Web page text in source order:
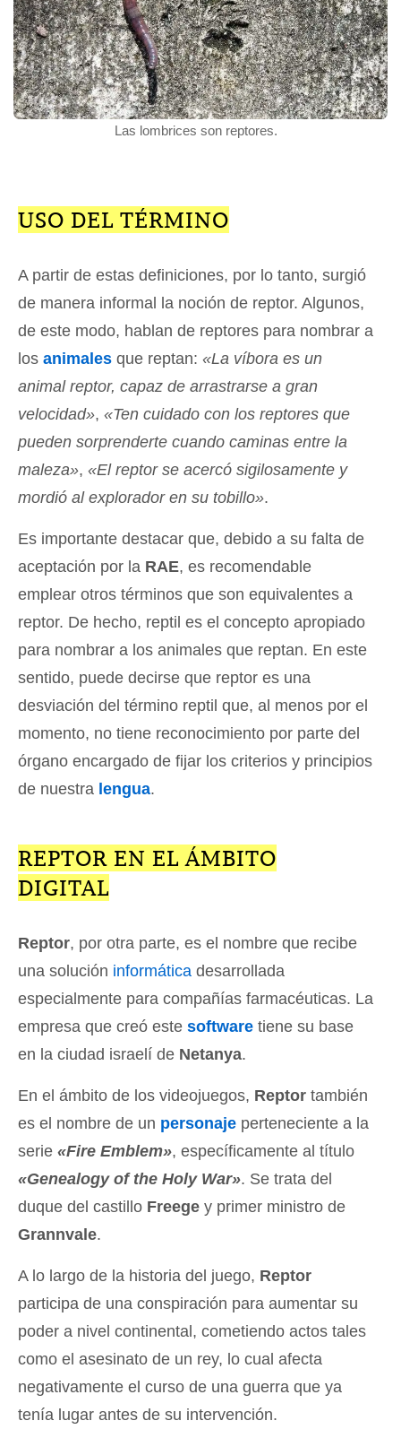
Las lombrices son reptores.
USO DEL TÉRMINO
A partir de estas definiciones, por lo tanto, surgió
de manera informal la noción de reptor. Algunos,
de este modo, hablan de reptores para nombrar a
los animales que reptan: «La víbora es un
animal reptor, capaz de arrastrarse a gran
velocidad», «Ten cuidado con los reptores que
pueden sorprenderte cuando caminas entre la
maleza», «El reptor se acercó sigilosamente y
mordió al explorador en su tobillo».
Es importante destacar que, debido a su falta de
aceptación por la RAE, es recomendable
emplear otros términos que son equivalentes a
reptor. De hecho, reptil es el concepto apropiado
para nombrar a los animales que reptan. En este
sentido, puede decirse que reptor es una
desviación del término reptil que, al menos por el
momento, no tiene reconocimiento por parte del
órgano encargado de fijar los criterios y principios
de nuestra lengua.
REPTOR EN EL ÁMBITO
DIGITAL
Reptor, por otra parte, es el nombre que recibe
una solución informática desarrollada
especialmente para compañías farmacéuticas. La
empresa que creó este software tiene su base
en la ciudad israelí de Netanya.
En el ámbito de los videojuegos, Reptor también
es el nombre de un personaje perteneciente a la
serie «Fire Emblem», específicamente al título
«Genealogy of the Holy War». Se trata del
duque del castillo Freege y primer ministro de
Grannvale.
A lo largo de la historia del juego, Reptor
participa de una conspiración para aumentar su
poder a nivel continental, cometiendo actos tales
como el asesinato de un rey, lo cual afecta
negativamente el curso de una guerra que ya
tenía lugar antes de su intervención.